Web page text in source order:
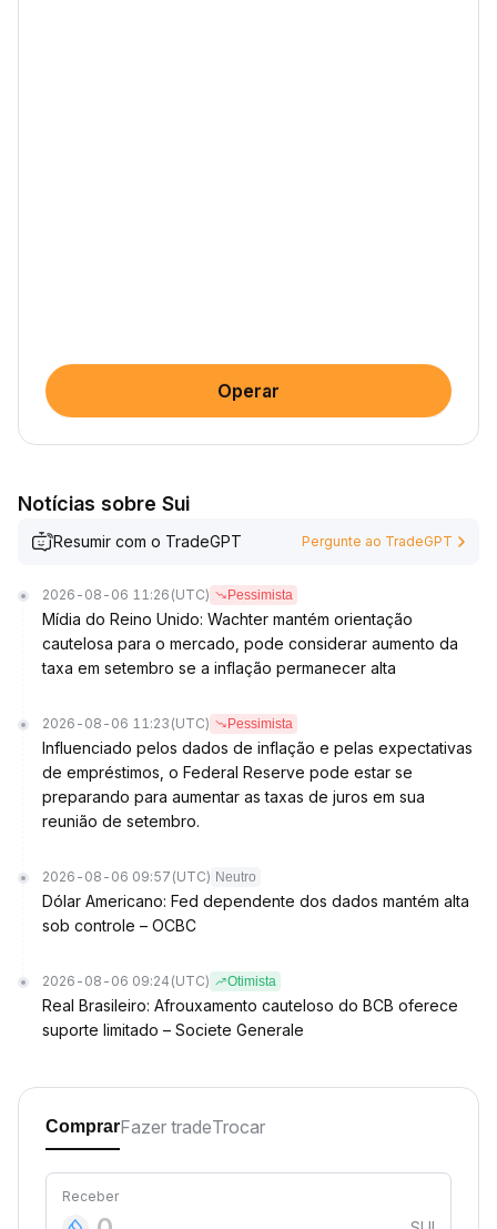
Operar
Notícias sobre Sui
Resumir com o TradeGPT Pergunte ao TradeGPT
2026-08-06 11:26 (UTC) Pessimista
Mídia do Reino Unido: Wachter mantém orientação
cautelosa para o mercado, pode considerar aumento da
taxa em setembro se a inflação permanecer alta
2026-08-06 11:23 (UTC) Pessimista
Influenciado pelos dados de inflação e pelas expectativas
de empréstimos, o Federal Reserve pode estar se
preparando para aumentar as taxas de juros em sua
reunião de setembro.
2026-08-06 09:57 (UTC) Neutro
Dólar Americano: Fed dependente dos dados mantém alta
sob controle – OCBC
2026-08-06 09:24 (UTC) Otimista
Real Brasileiro: Afrouxamento cauteloso do BCB oferece
suporte limitado – Societe Generale
ComprarFazer tradeTrocar
Receber